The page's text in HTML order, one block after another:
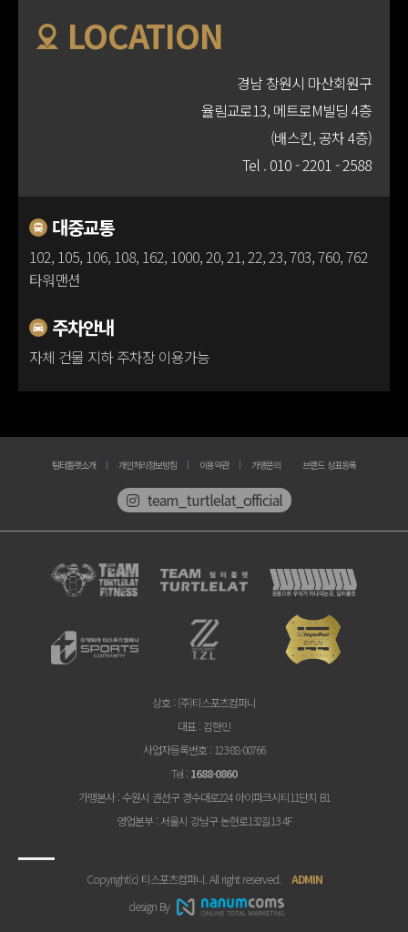
100m
LOCATION
경남 창원시 마산회원구
율림교로13, 메트로M빌딩 4층
(배스킨, 공차 4층)
Tel . 010 - 2201 - 2588
대중교통
102, 105, 106, 108, 162, 1000, 20, 21, 22, 23, 703, 760, 762
타워맨션
주차안내
자체 건물 지하 주차장 이용가능
팀터틀랫소개 개인처리정보방침 이용약관 가맹문의 브랜드 상표등록
team_turtlelat_official
상호 : (주)티스포츠컴퍼니
대표 : 김한민
사업자등록번호 : 123-88-00766
Tel : 1688-0860
가맹본사: 수원시 권선구 경수대로224 아이파크시티11단지 B1
영업본부: 서울시 강남구 논현로132길13 4F
Copyright(c) 티스포츠컴퍼니. All right reserved. ADMIN
design By